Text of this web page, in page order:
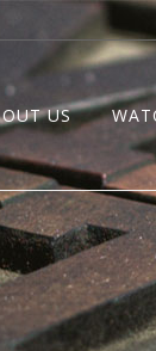
US